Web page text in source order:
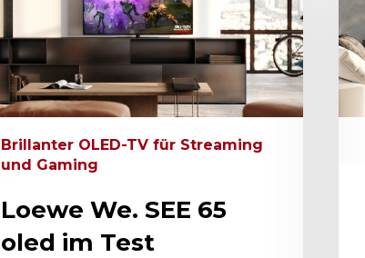
Brillanter OLED-TV für Streaming
und Gaming
Loewe We. SEE 65
oled im Test